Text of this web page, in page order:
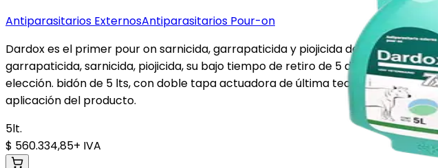
Antiparasitarios ExternosAntiparasitarios Pour-on
Dardox es el primer pour on sarnicida, garrapaticida y piojicida del mercado.
garrapaticida, sarnicida, piojicida, su bajo tiempo de retiro de 5 días en carne
elección. bidón de 5 lts, con doble tapa actuadora de última tecnología
aplicación del producto.
5lt.
$ 560.334,85+ IVA